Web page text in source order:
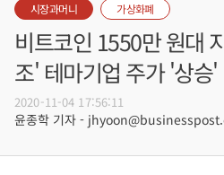
시장과머니 가상화폐
비트코인 1550만 원대
조' 테마기업 주가 '상승'
2020-11-04 17:56:11
윤종학 기자 -